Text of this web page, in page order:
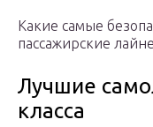
Какие самые
пассажирские
Лучшие
класса